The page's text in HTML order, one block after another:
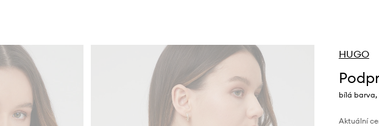
HUGO
bílá barva,
Aktuální